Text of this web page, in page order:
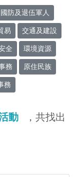
國防及退伍軍人
易 交通及建設
全 環境資源
務 原住民族
務
動
，共找出